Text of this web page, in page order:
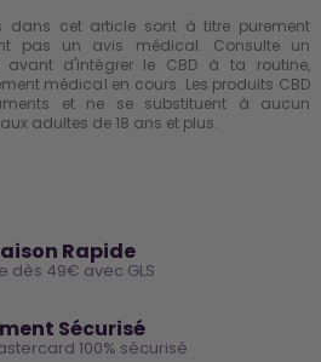
dans cet article sont à titre purement
pas un avis médical. Consulte un
d'intégrer le CBD à ta routine,
médical en cours. Les produits CBD
et ne se substituent à aucun
adultes de 18 ans et plus.
Rapide
dès 49€ avec GLS
Sécurisé
100% sécurisé